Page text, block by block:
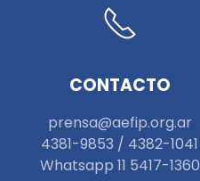
CONTACTO
prensa@aefip.org.ar
4381-9853 / 4382-1041
Whatsapp 11 5417-1360